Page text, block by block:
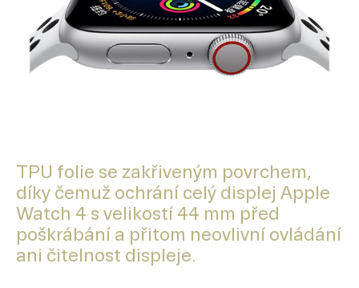
TPU folie se zakřiveným povrchem,
díky čemuž ochrání celý displej Apple
Watch 4 s velikostí 44 mm před
poškrábání a přitom neovlivní ovládání
ani čitelnost displeje.